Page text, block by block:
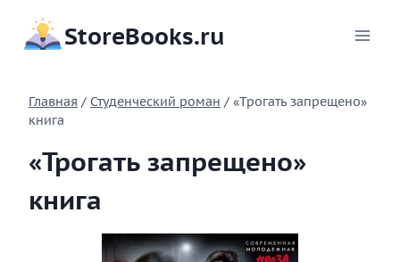
содержимому
StoreBooks.ru
Главная / Студенческий роман / «Трогать запрещено»
книга
«Трогать запрещено»
книга